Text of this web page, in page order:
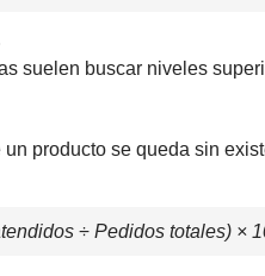
suelen buscar niveles
producto se queda sin
÷ Pedidos totales) ×